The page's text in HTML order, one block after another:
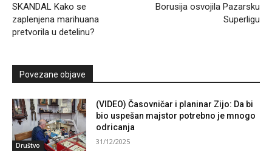
SKANDAL Kako se
zaplenjena marihuana
pretvorila u detelinu?
Borusija osvojila Pazarsku
Superligu
Povezane objave
Društvo
(VIDEO) Časovničar i planinar Zijo: Da bi
bio uspešan majstor potrebno je mnogo
odricanja
31/12/2025